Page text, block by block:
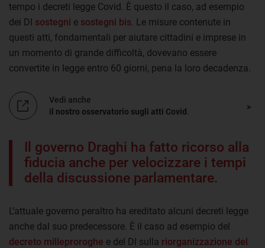
tempo i decreti legge Covid. È questo il caso, ad esempio
dei Dl sostegni e sostegni bis . Le misure contenute in
questi atti, fondamentali per aiutare cittadini e imprese in
un momento di grande difficoltà, dovevano essere
convertite in legge entro 60 giorni, pena la loro decadenza.
Vedi anche
il nostro osservatorio sugli atti Covid
Il governo Draghi ha fatto ricorso alla
fiducia anche per velocizzare i tempi
della discussione parlamentare.
L’attuale governo peraltro ha ereditato alcuni decreti legge
anche dal suo predecessore. È il caso ad esempio del
decreto milleproroghe e del Dl sulla riorganizzazione del